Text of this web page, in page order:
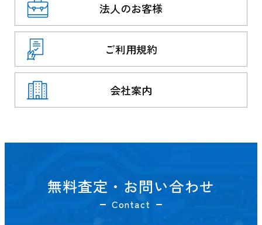
法人のお客様
ご利用規約
会社案内
無料査定・お問い合わせ
Contact